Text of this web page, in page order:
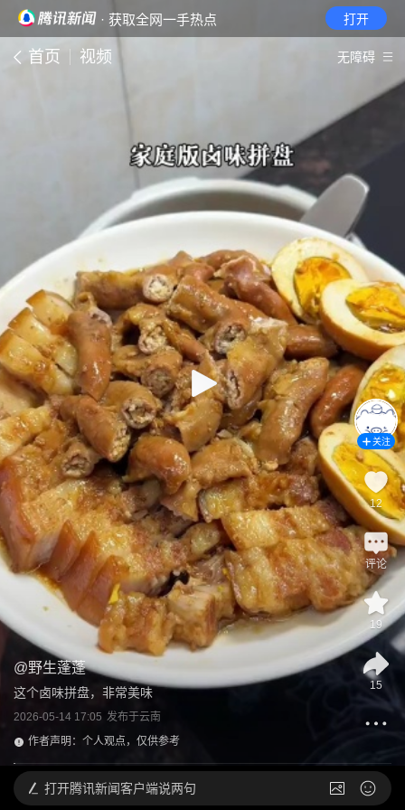
· 获取全网一手热点 打开
首页 视频 无障碍
@野生蓬蓬
这个卤味拼盘，非常美味
2026-05-14 17:05 发布于云南
作者声明：个人观点，仅供参考
关注
12
评论
19
15
打开腾讯新闻客户端说两句